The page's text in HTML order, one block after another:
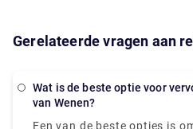
Gerelateerde vragen aan
Wat is de beste optie voor vervoer naar de luchthaven
van Wenen?
Een van de beste opties is